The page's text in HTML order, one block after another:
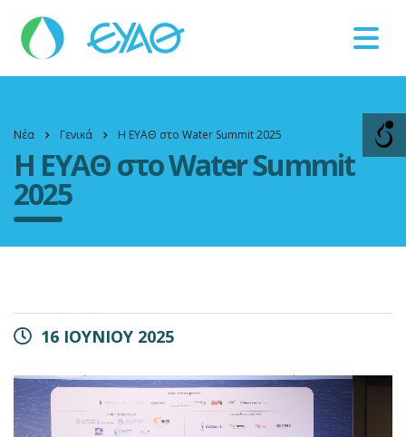
11124
Νέα Γενικά Η ΕΥΑΘ στο Water Summit 2025
Η ΕΥΑΘ στο Water Summit
2025
16 ΙΟΥΝΙΟΥ 2025